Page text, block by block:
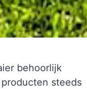
behoorlijk
steeds